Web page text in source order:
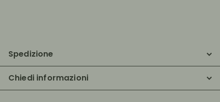
Spedizione
Chiedi informazioni